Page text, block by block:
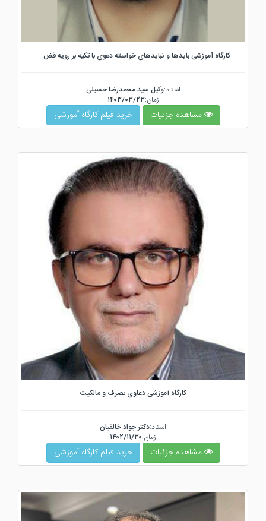
کارگاه آموزشی بایدها و نبایدهای خواسته دعوی با تکیه بر رویه قض ...
استاد:وکیل سید محمدرضا حسینی
زمان:۱۴۰۳/۰۳/۲۳
مشاهده جزئیات خرید فیلم کارگاه آموزشی
کارگاه آموزشی دعاوی تصرف و مالکیت
استاد:دکتر جواد خالقیان
زمان:۱۴۰۲/۱۱/۳۰
مشاهده جزئیات خرید فیلم کارگاه آموزشی